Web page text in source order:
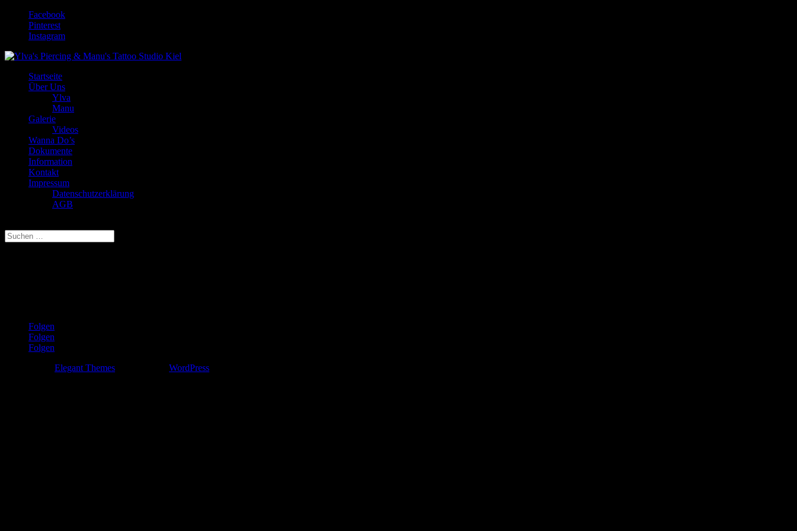
Facebook
Pinterest
Instagram
Startseite
Über Uns
Ylva
Manu
Galerie
Videos
Wanna Do’s
Dokumente
Information
Kontakt
Impressum
Datenschutzerklärung
AGB
Folgen
Folgen
Folgen
Elegant Themes WordPress